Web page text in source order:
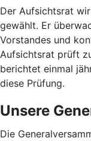
Der Aufsichtsrat
gewählt. Er
Vorstandes und
Aufsichtsrat prüft
berichtet einmal
diese Prüfung.
Unsere
Die